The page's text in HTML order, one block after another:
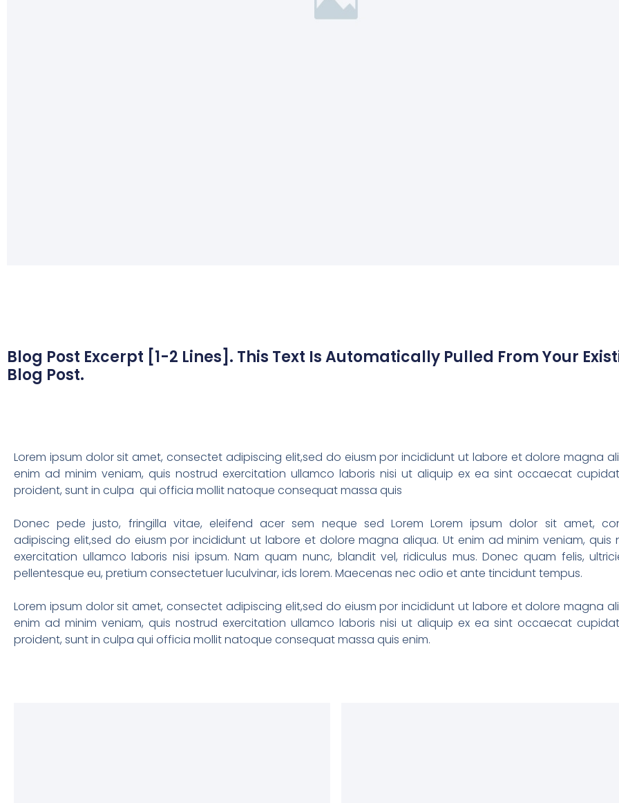
Blog Post Excerpt [1-2 Lines]. This Text Is Automatically Pulled From Your
Blog Post.
Lorem ipsum dolor sit amet, consectet adipiscing elit,sed do eiusm por incididunt ut labore et dolore magna
enim ad minim veniam, quis nostrud exercitation ullamco laboris nisi ut aliquip ex ea sint occaecat
proident, sunt in culpa qui officia mollit natoque consequat massa quis
Donec pede justo, fringilla vitae, eleifend acer sem neque sed Lorem Lorem ipsum dolor sit amet,
adipiscing elit,sed do eiusm por incididunt ut labore et dolore magna aliqua. Ut enim ad minim veniam, quis
exercitation ullamco laboris nisi ipsum. Nam quam nunc, blandit vel, ridiculus mus. Donec quam felis,
pellentesque eu, pretium consectetuer luculvinar, ids lorem. Maecenas nec odio et ante tincidunt tempus.
Lorem ipsum dolor sit amet, consectet adipiscing elit,sed do eiusm por incididunt ut labore et dolore magna
enim ad minim veniam, quis nostrud exercitation ullamco laboris nisi ut aliquip ex ea sint occaecat
proident, sunt in culpa qui officia mollit natoque consequat massa quis enim.